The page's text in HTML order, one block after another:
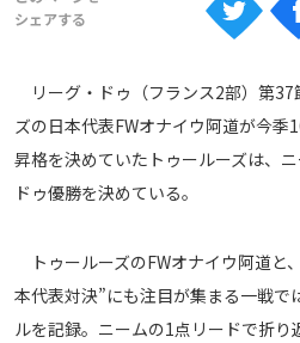
ABEMAの視聴について
リーグ・ドゥ（フランス2部）第37
ズの日本代表FWオナイウ阿道が今季
昇格を決めていたトゥールーズは、
ドゥ優勝を決めている。
トゥールーズのFWオナイウ阿道と
本代表対決”にも注目が集まる一戦で
ルを記録。ニームの1点リードで折